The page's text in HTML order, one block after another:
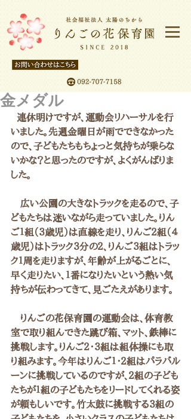
金メダル
いました。先週金曜日が雨でできなかった
ので、子どもたちもちょっと気持ちが乗らな
いかな？と思ったのですが、よくがんばりま
した。
広い公園の大きなトラックを走るので、子
どもたちは迷いながら走っていました。りん
ご１組（３歳児）は直線を走り、りんご２組（４
歳児）はトラック３分の２、りんご３組はトラッ
ク１周を走りますが、年齢が上がるごとに、
早く走りたい、１番になりたいという熱い気
持ちが伝わってきて、見ごたえがあります。
りんごの花保育園の運動会は、体育教
室で取り組んできた跳び箱、マット、鉄棒に
挑戦します。りんご２・３組は組体操にも取
り組みます。今年はりんご１・２組はパラバル
ーンに挑戦しているのですが、２組の子ども
たちが１組の子どもたちをリードしてくれる姿
が頼もしいです。竹太鼓に挑戦する３組の